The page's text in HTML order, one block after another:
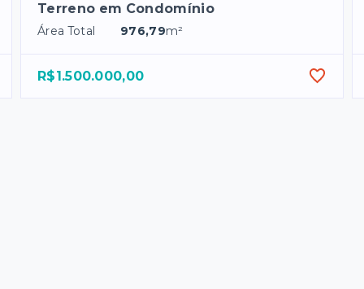
Terreno em Condomínio
Área Total 976,79m²
R$1.500.000,00